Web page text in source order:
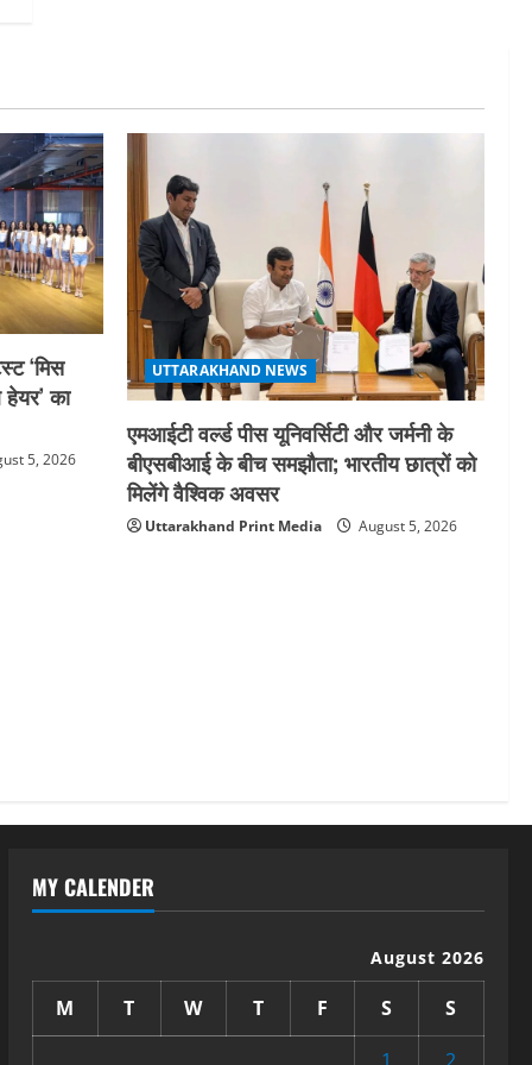
‘मिस
का
5, 2026
UTTARAKHAND NEWS
एमआईटी वर्ल्ड पीस यूनिवर्सिटी और जर्मनी के
बीएसबीआई के बीच समझौता; भारतीय छात्रों को
मिलेंगे वैश्विक अवसर
Uttarakhand Print Media August 5, 2026
MY CALENDER
August 2026
M T W T F S
S